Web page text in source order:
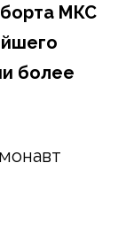
МКС
более